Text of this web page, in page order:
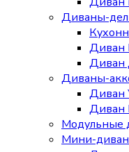
Диваны-
Диван
Диван
Диваны-
Диван
Диван
Модульные
Мини-